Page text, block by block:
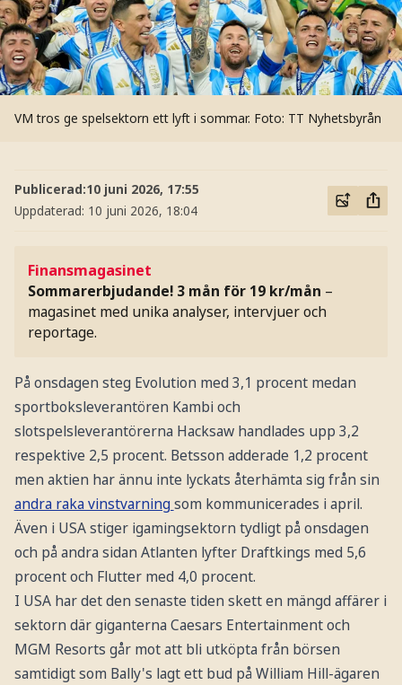
VM tros ge spelsektorn ett lyft i sommar. Foto: TT Nyhetsbyrån
Publicerad:10 juni 2026, 17:55
Uppdaterad: 10 juni 2026, 18:04
Finansmagasinet
Sommarerbjudande! 3 mån för 19 kr/mån –
magasinet med unika analyser, intervjuer och
reportage.
På onsdagen steg Evolution med 3,1 procent medan
sportboksleverantören Kambi och
slotspelsleverantörerna Hacksaw handlades upp 3,2
respektive 2,5 procent. Betsson adderade 1,2 procent
men aktien har ännu inte lyckats återhämta sig från sin
andra raka vinstvarningsom kommunicerades i april.
Även i USA stiger igamingsektorn tydligt på onsdagen
och på andra sidan Atlanten lyfter Draftkings med 5,6
procent och Flutter med 4,0 procent.
I USA har det den senaste tiden skett en mängd affärer i
sektorn där giganterna Caesars Entertainment och
MGM Resorts går mot att bli utköpta från börsen
samtidigt som Bally's lagt ett bud på William Hill-ägaren